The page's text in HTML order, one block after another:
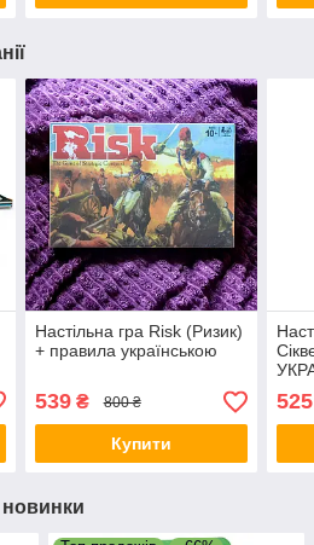
Настільна гра Risk (Ризик)
+ правила українською
539₴ 800 ₴
Купити
525
новинки